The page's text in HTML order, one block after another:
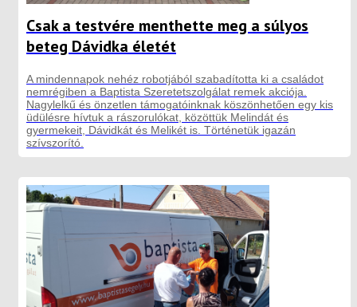
Csak a testvére menthette meg a súlyos
beteg Dávidka életét
A mindennapok nehéz robotjából szabadította ki a családot
nemrégiben a Baptista Szeretetszolgálat remek akciója.
Nagylelkű és önzetlen támogatóinknak köszönhetően egy kis
üdülésre hívtuk a rászorulókat, közöttük Melindát és
gyermekeit, Dávidkát és Melikét is. Történetük igazán
szívszorító.